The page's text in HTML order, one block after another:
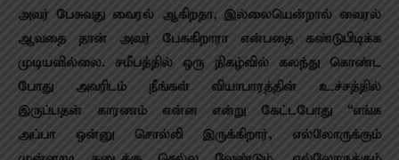
அவர் பேசுவது வைரல் ஆகிறதா, இல்லையென்றால் வைரல்
ஆவதை தான் அவர் பேசுகிறாரா என்பதை கண்டுபிடிக்க
முடியவில்லை. சமீபத்தில் ஒரு நிகழ்வில் கலந்து கொண்ட
போது அவரிடம் நீங்கள் வியாபாரத்தின் உச்சத்தில்
இருப்பதன் காரணம் என்ன என்று கேட்டபோது “எங்க
அப்பா ஒன்னு சொல்லி இருக்கிறார், எல்லோருக்கும்